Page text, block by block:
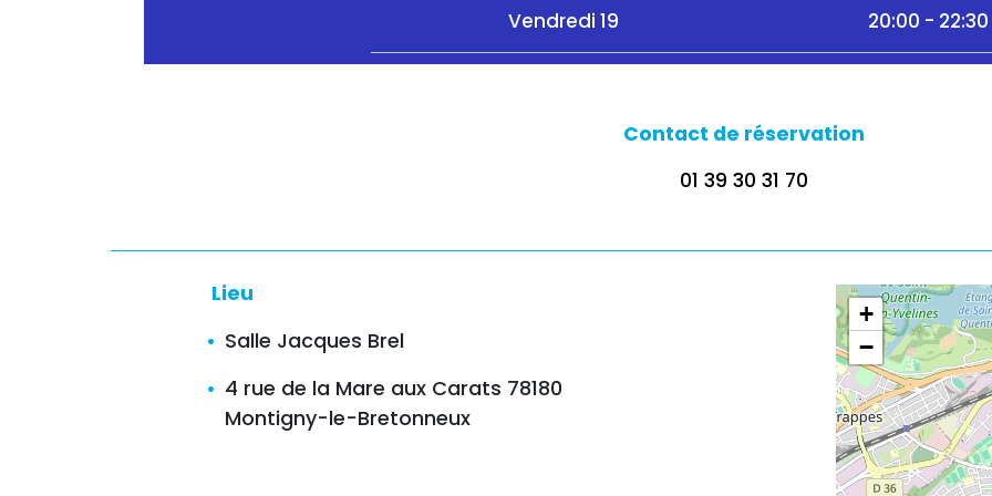
Vendredi 19 20:00 - 22:30
Contact de réservation
01 39 30 31 70
Lieu
Salle Jacques Brel
4 rue de la Mare aux Carats 78180
Montigny-le-Bretonneux
+
−